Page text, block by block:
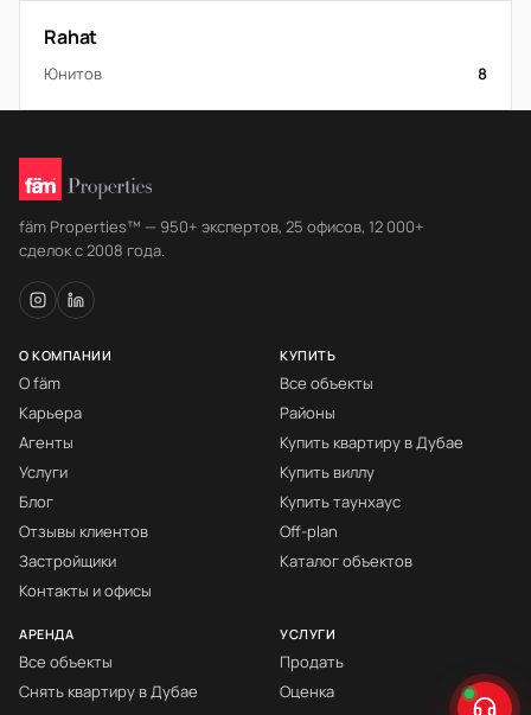
Rahat
Юнитов 8
fäm Properties™ — 950+ экспертов, 25 офисов, 12 000+
сделок с 2008 года.
О КОМПАНИИ
О fäm
Карьера
Агенты
Услуги
Блог
Отзывы клиентов
Застройщики
Контакты и офисы
КУПИТЬ
Все объекты
Районы
Купить квартиру в Дубае
Купить виллу
Купить таунхаус
Off-plan
Каталог объектов
АРЕНДА
Все объекты
Снять квартиру в Дубае
УСЛУГИ
Продать
Оценка